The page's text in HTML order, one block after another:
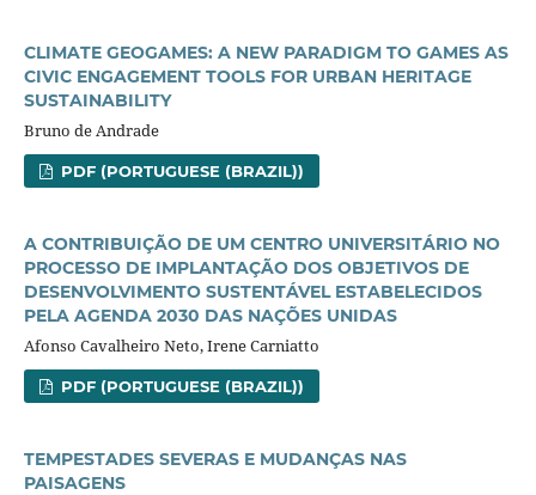
CLIMATE GEOGAMES: A NEW PARADIGM TO GAMES AS
CIVIC ENGAGEMENT TOOLS FOR URBAN HERITAGE
SUSTAINABILITY
Bruno de Andrade
PDF (PORTUGUESE (BRAZIL))
A CONTRIBUIÇÃO DE UM CENTRO UNIVERSITÁRIO NO
PROCESSO DE IMPLANTAÇÃO DOS OBJETIVOS DE
DESENVOLVIMENTO SUSTENTÁVEL ESTABELECIDOS
PELA AGENDA 2030 DAS NAÇÕES UNIDAS
Afonso Cavalheiro Neto, Irene Carniatto
PDF (PORTUGUESE (BRAZIL))
TEMPESTADES SEVERAS E MUDANÇAS NAS
PAISAGENS